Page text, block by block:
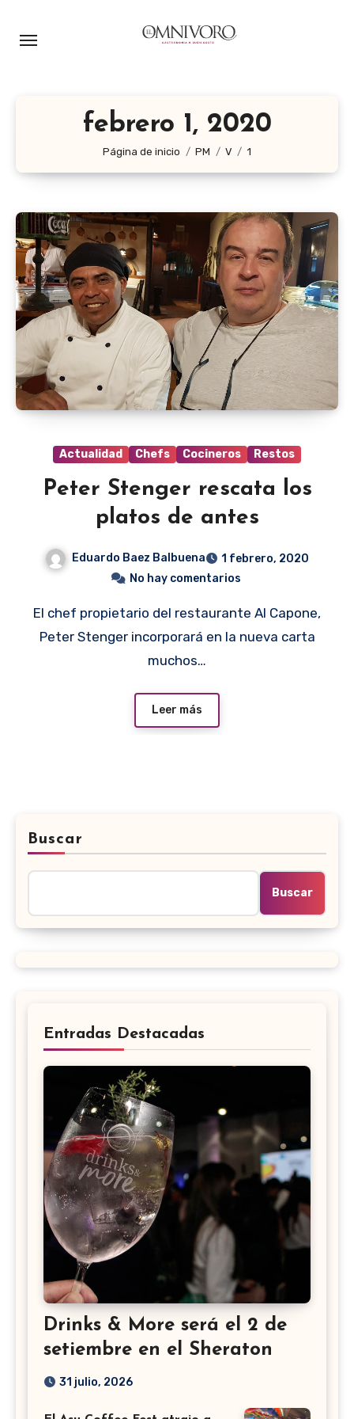
febrero 1, 2020
Página de inicio PM V 1
Actualidad Chefs Cocineros Restos
Peter Stenger rescata los
platos de antes
Eduardo Baez Balbuena
1 febrero, 2020
No hay comentarios
El chef propietario del restaurante Al Capone,
Peter Stenger incorporará en la nueva carta
muchos…
Leer más
Buscar
Buscar
Entradas Destacadas
Drinks & More será el 2 de
setiembre en el Sheraton
31 julio, 2026